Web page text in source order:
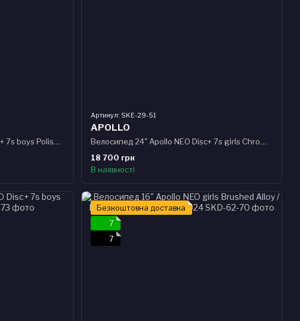
Велосипед 24" Apollo NEO Disc+ 7s boys Polished Alloy
Артикул: SKE-29-51
APOLLO
Велосипед 24" Apollo NEO Disc+ 7s girls Chrome Purple
18 700 грн
В наявності
Безкоштовна доставка
7
7